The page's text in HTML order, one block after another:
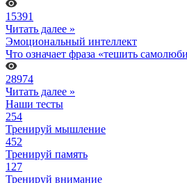
15391
Читать далее »
Эмоциональный интеллект
Что означает фраза «тешить
28974
Читать далее »
Наши тесты
254
Тренируй мышление
452
Тренируй память
127
Тренируй внимание